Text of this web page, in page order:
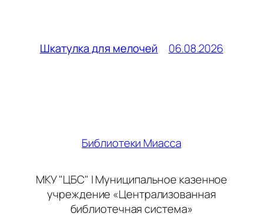
Шкатулка для мелочей 06.08.2026
Библиотеки Миасса
МКУ "ЦБС" | Муниципальное казенное
учреждение «Централизованная
библиотечная система»